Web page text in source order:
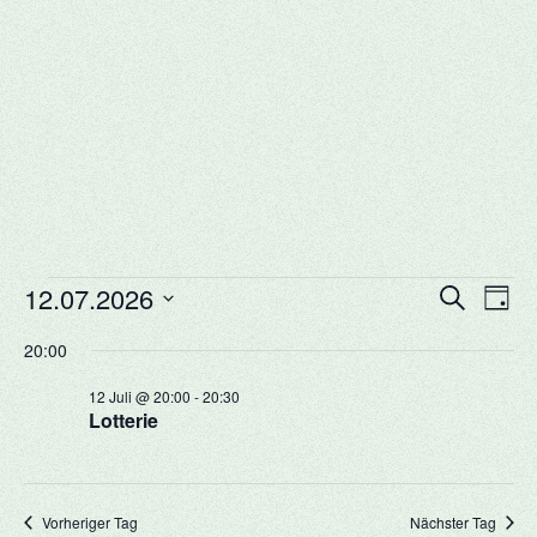
Veranstaltungen
12.
und
SucheTag
12.07.2026
wählen.
20:00
Lotterie
12 Juli @ 20:00 -20:30
Vorheriger Tag Nächster Tag